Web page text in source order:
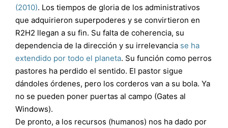
(2010). Los tiempos de gloria de los administrativos
que adquirieron superpoderes y se convirtieron en
R2H2 llegan a su fin. Su falta de coherencia, su
dependencia de la dirección y su irrelevancia se ha
extendido por todo el planeta. Su función como perros
pastores ha perdido el sentido. El pastor sigue
dándoles órdenes, pero los corderos van a su bola. Ya
no se pueden poner puertas al campo (Gates al
Windows).
De pronto, a los recursos (humanos) nos ha dado por